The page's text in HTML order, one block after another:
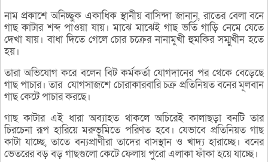
নাম প্রকাশে অনিচ্ছুক একাধিক স্থানীয় বাসিন্দা জানান, রাতের বেলা বনে
গাছ কাটার শব্দ পাওয়া যায়। মাঝে মাঝেই গাছ ভর্তি গাড়ি নেমে যেতে
দেখা যায়। বাধা দিতে গেলে চোর চক্রের নানামুখী হুমকির সম্মুখীন হতে
হয়।
তারা অভিযোগ করে বলেন বিট কর্মকর্তা যোগদানের পর থেকে বেড়েছে
গাছ পাচার। তার যোগসাজশে চোরাকারবারি চক্র প্রতিনিয়ত বনের মূলবান
গাছ কেটে পাচার করছে।
গাছ কাটার এই ধারা অব্যাহত থাকলে অচিরেই কালাছড়া বনটি তার
চিরচেনা রূপ হারিয়ে মরুভূমিতে পরিণত হবে। যেভাবে প্রতিনিয়ত গাছ
কাটা যাচ্ছে, তাতে বন্যপ্রাণীরা তাদের বাসস্থান ও খাদ্য হারাচ্ছে। বনের
ভেতরের বড় বড় গাছগুলো কেটে ফেলায় পুরো এলাকা ফাঁকা হয়ে যাচ্ছে।